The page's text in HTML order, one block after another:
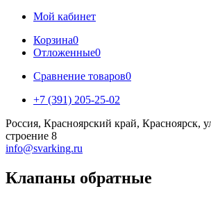
Мой кабинет
Корзина0
Отложенные0
Сравнение товаров0
+7 (391) 205-25-02
Россия, Красноярский край, Красноярск,
строение 8
info@svarking.ru
Клапаны обратные